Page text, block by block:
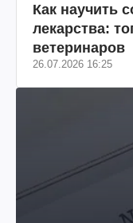
Как научить
лекарства:
ветеринаров
26.07.2026 16:25